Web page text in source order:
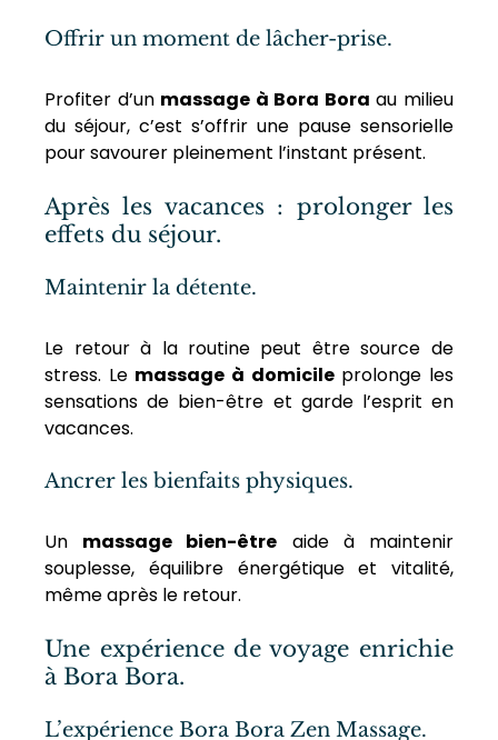
Offrir un moment de lâcher-prise.
Profiter d’un massage à Bora Bora au milieu
du séjour, c’est s’offrir une pause sensorielle
pour savourer pleinement l’instant présent.
Après les vacances : prolonger les
effets du séjour.
Maintenir la détente.
Le retour à la routine peut être source de
stress. Le massage à domicile prolonge les
sensations de bien-être et garde l’esprit en
vacances.
Ancrer les bienfaits physiques.
Un massage bien-être aide à maintenir
souplesse, équilibre énergétique et vitalité,
même après le retour.
Une expérience de voyage enrichie
à Bora Bora.
L’expérience Bora Bora Zen Massage.